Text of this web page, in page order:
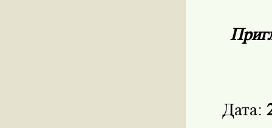
Дата: